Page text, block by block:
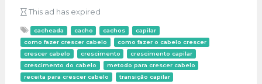
This ad has expired
cacheada cacho cachos
capilar
como fazer crescer cabelo
como fazer o cabelo crescer
crescer cabelo
crescimento
crescimento capilar
crescimento do cabelo
metodo para crescer cabelo
receita para crescer cabelo
transição capilar